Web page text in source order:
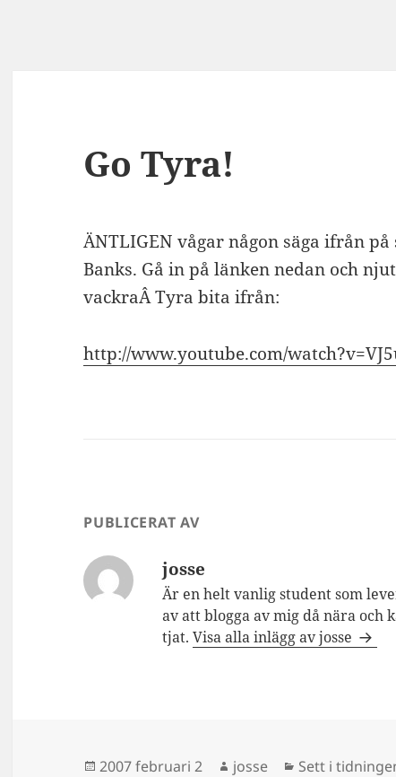
Go Tyra!
ÄNTLIGEN vågar någon säga ifrån
Banks. Gå in på länken nedan och
vackraÂ Tyra bita ifrån:
http://www.youtube.com/
PUBLICERAT AV
josse
Är en helt vanlig student som
av att blogga av mig då nära
tjat.Visa alla inlägg av josse
Postat
2007 februari 2 Författare
josse Kategorier
Sett i